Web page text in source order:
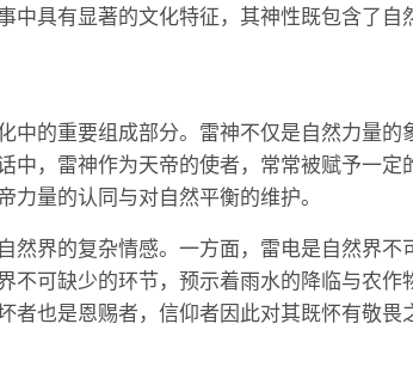
中具有显著的文化特征，其神性既包含了自
中的重要组成部分。雷神不仅是自然力量的
中，雷神作为天帝的使者，常常被赋予一定
量的认同与对自然平衡的维护。
然界的复杂情感。一方面，雷电是自然界不
可缺少的环节，预示着雨水的降临与农作
者也是恩赐者，信仰者因此对其既怀有敬畏